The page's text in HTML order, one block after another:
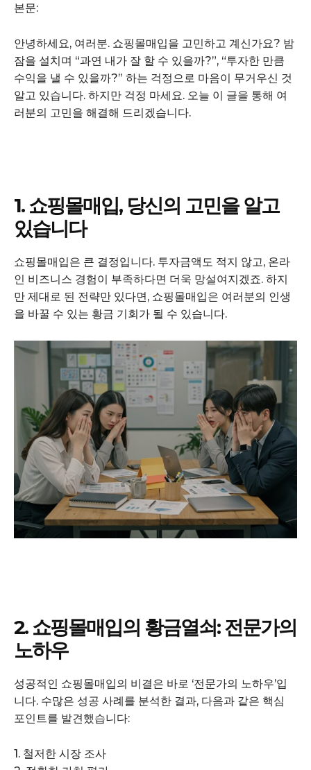
본문:
안녕하세요, 여러분. 쇼핑몰매입을 고민하고 계신가요? 밤
잠을 설치며 “과연 내가 잘 할 수 있을까?”, “투자한 만큼
수익을 낼 수 있을까?” 하는 걱정으로 마음이 무거우신 것
알고 있습니다. 하지만 걱정 마세요. 오늘 이 글을 통해 여
러분의 고민을 해결해 드리겠습니다.
1. 쇼핑몰매입, 당신의 고민을 알고
있습니다
쇼핑몰매입은 큰 결정입니다. 투자금액도 적지 않고, 온라
인 비즈니스 경험이 부족하다면 더욱 망설여지겠죠. 하지
만 제대로 된 전략만 있다면, 쇼핑몰매입은 여러분의 인생
을 바꿀 수 있는 황금 기회가 될 수 있습니다.
2. 쇼핑몰매입의 황금열쇠: 전문가의
노하우
성공적인 쇼핑몰매입의 비결은 바로 ‘전문가의 노하우’입
니다. 수많은 성공 사례를 분석한 결과, 다음과 같은 핵심
포인트를 발견했습니다:
1. 철저한 시장 조사